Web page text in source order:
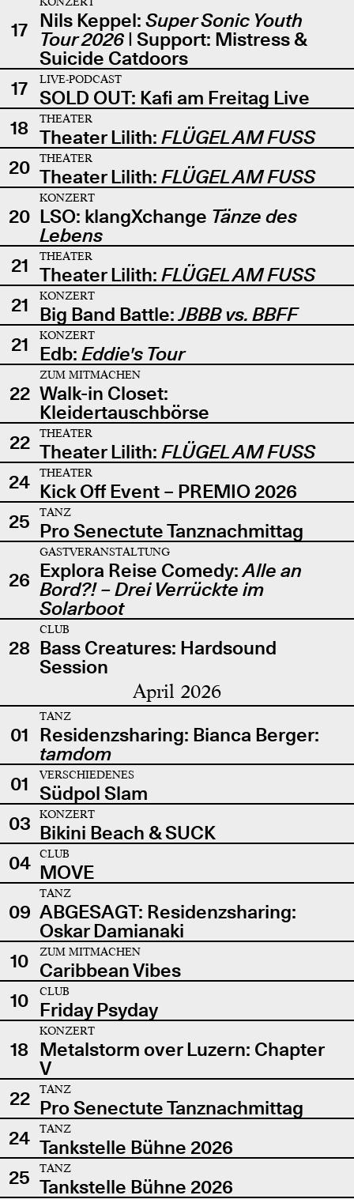
17 Nils Keppel: Super Sonic Youth
Tour 2026| Support: Mistress &
Suicide Catdoors
17
LIVE-PODCAST
SOLD OUT: Kafi am Freitag Live
18
THEATER
Theater Lilith: FLÜGEL AM FUSS
20
THEATER
Theater Lilith: FLÜGEL AM FUSS
20
KONZERT
LSO: klangXchange Tänze des
Lebens
21
THEATER
Theater Lilith: FLÜGEL AM FUSS
21
KONZERT
Big Band Battle:JBBB vs. BBFF
21
KONZERT
Edb: Eddie's Tour
22
ZUM MITMACHEN
Walk-in Closet:
Kleidertauschbörse
22
THEATER
Theater Lilith: FLÜGEL AM FUSS
24
THEATER
Kick Off Event – PREMIO 2026
25
TANZ
Pro Senectute Tanznachmittag
26
GASTVERANSTALTUNG
Explora Reise Comedy:Alle an
Bord?! – Drei Verrückte im
Solarboot
28
CLUB
Bass Creatures: Hardsound
Session
April 2026
01
TANZ
Residenzsharing: Bianca Berger:
tamdom
01
VERSCHIEDENES
Südpol Slam
03
KONZERT
Bikini Beach & SUCK
04
CLUB
MOVE
09
TANZ
ABGESAGT: Residenzsharing:
Oskar Damianaki
10
ZUM MITMACHEN
Caribbean Vibes
10
CLUB
Friday Psyday
18
KONZERT
Metalstorm over Luzern: Chapter
V
22
TANZ
Pro Senectute Tanznachmittag
24
TANZ
Tankstelle Bühne 2026
25
TANZ
Tankstelle Bühne 2026